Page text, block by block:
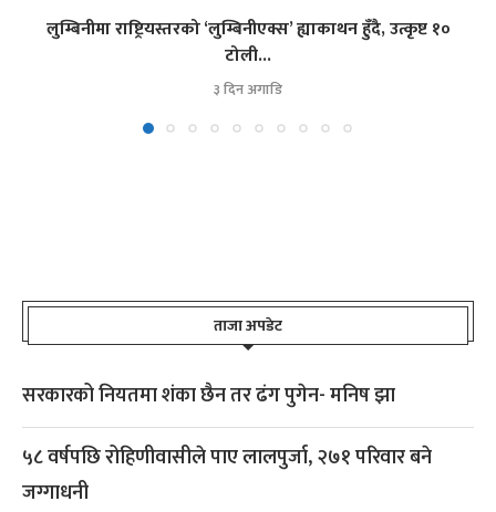
लुम्बिनीमा राष्ट्रियस्तरको ‘लुम्बिनीएक्स’ ह्याकाथन हुँदै, उत्कृष्ट १०
टोली...
३ दिन अगाडि
ताजा अपडेट
सरकारको नियतमा शंका छैन तर ढंग पुगेन- मनिष झा
५८ वर्षपछि रोहिणीवासीले पाए लालपुर्जा, २७१ परिवार बने
जग्गाधनी